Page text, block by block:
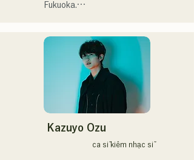
アメリカ人母から生まれた
Fukuoka.
hát mạnh mẽ, trẻ trung và
độc đáo của tay bass
SEIYA và tay trống SHO,
tạo nên một âm thanh rock
bắt tai nhưng quen thuộc,
mang đậm dấu ấn riêng của
AREINT.
Kazuyo Ozu
ca sĩ kiêm nhạc sĩ